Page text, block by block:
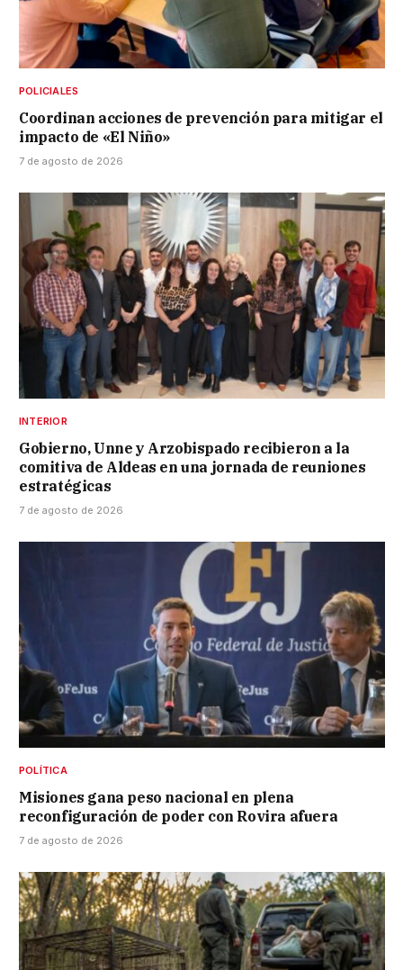
POLICIALES
Coordinan acciones de prevención para mitigar el
impacto de «El Niño»
7 de agosto de 2026
INTERIOR
Gobierno, Unne y Arzobispado recibieron a la
comitiva de Aldeas en una jornada de reuniones
estratégicas
7 de agosto de 2026
POLÍTICA
Misiones gana peso nacional en plena
reconfiguración de poder con Rovira afuera
7 de agosto de 2026